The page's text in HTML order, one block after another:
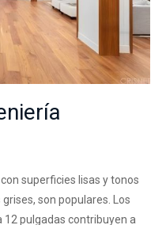
superficies lisas y tonos
son populares. Los
12 pulgadas contribuyen a